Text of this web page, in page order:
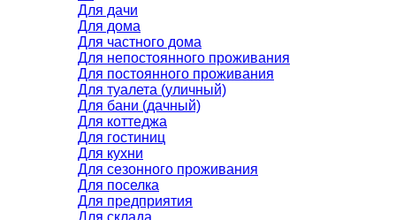
Для дачи
Для дома
Для частного дома
Для непостоянного проживания
Для постоянного проживания
Для туалета (уличный)
Для бани (дачный)
Для коттеджа
Для гостиниц
Для кухни
Для сезонного проживания
Для поселка
Для предприятия
Для склада